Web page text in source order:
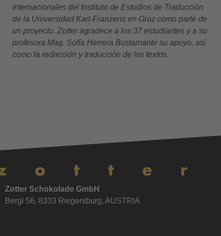
internacionales del Instituto de Estudios de Traducción
de la Universidad Karl-Franzens en Graz como parte de
un proyecto. Zotter agradece a los 37 estudiantes y a su
profesora Mag. Sofía Herrera Bustamante su apoyo, así
como la redacción y traducción de los textos.
Zotter Schokolade GmbH
Bergl 56, 8333 Riegersburg, AUSTRIA